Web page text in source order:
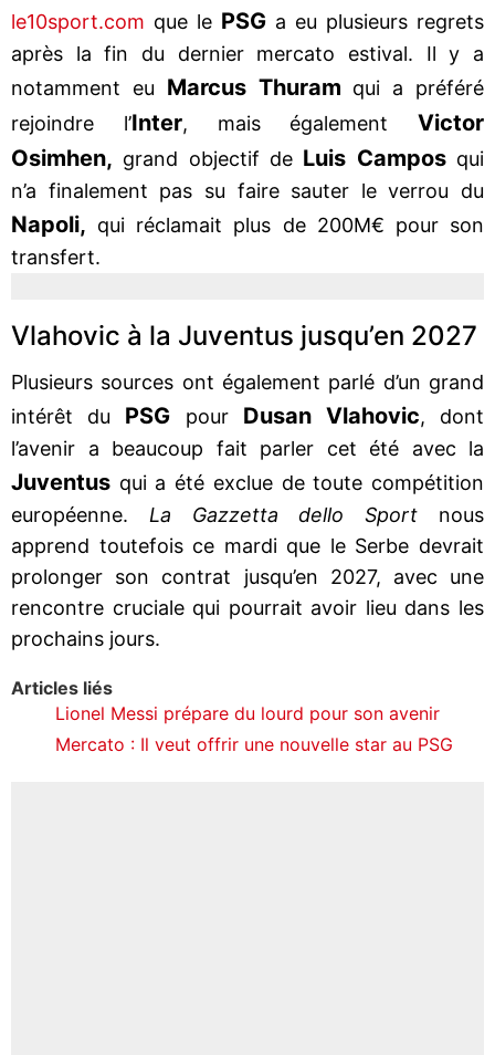
le10sport.com que le PSG a eu plusieurs regrets
après la fin du dernier mercato estival. Il y a
notamment eu Marcus Thuram qui a préféré
rejoindre l’Inter, mais également Victor
Osimhen, grand objectif de Luis Camposqui
n’a finalement pas su faire sauter le verrou du
Napoli, qui réclamait plus de 200M€ pour son
transfert.
Vlahovic à la Juventus jusqu’en 2027
Plusieurs sources ont également parlé d’un grand
intérêt du PSG pour Dusan Vlahovic, dont
l’avenir a beaucoup fait parler cet été avec la
Juventus qui a été exclue de toute compétition
européenne. La Gazzetta dello Sport nous
apprend toutefois ce mardi que le Serbe devrait
prolonger son contrat jusqu’en 2027, avec une
rencontre cruciale qui pourrait avoir lieu dans les
prochains jours.
Articles liés
Lionel Messi prépare du lourd pour son avenir
Mercato : Il veut offrir une nouvelle star au PSG